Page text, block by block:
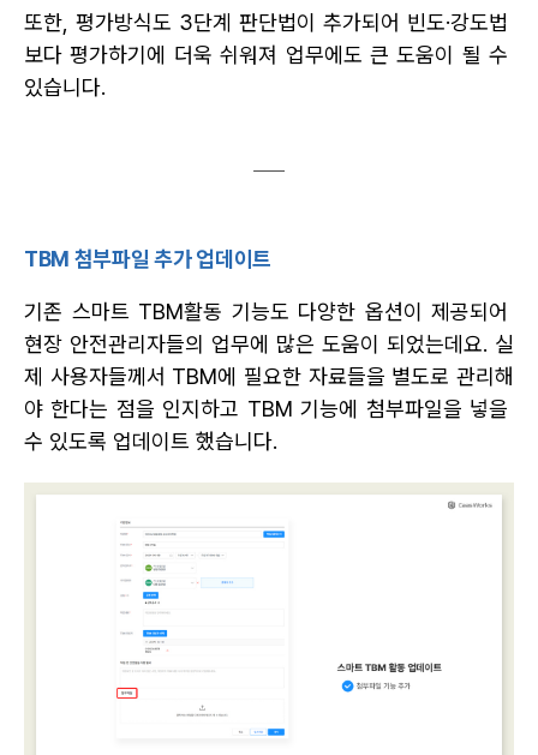
또한, 평가방식도 3단계 판단법이 추가되어 빈도·강도법
보다 평가하기에 더욱 쉬워져 업무에도 큰 도움이 될 수
있습니다.
TBM 첨부파일 추가 업데이트
기존 스마트 TBM활동 기능도 다양한 옵션이 제공되어
현장 안전관리자들의 업무에 많은 도움이 되었는데요. 실
제 사용자들께서 TBM에 필요한 자료들을 별도로 관리해
야 한다는 점을 인지하고 TBM 기능에 첨부파일을 넣을
수 있도록 업데이트 했습니다.